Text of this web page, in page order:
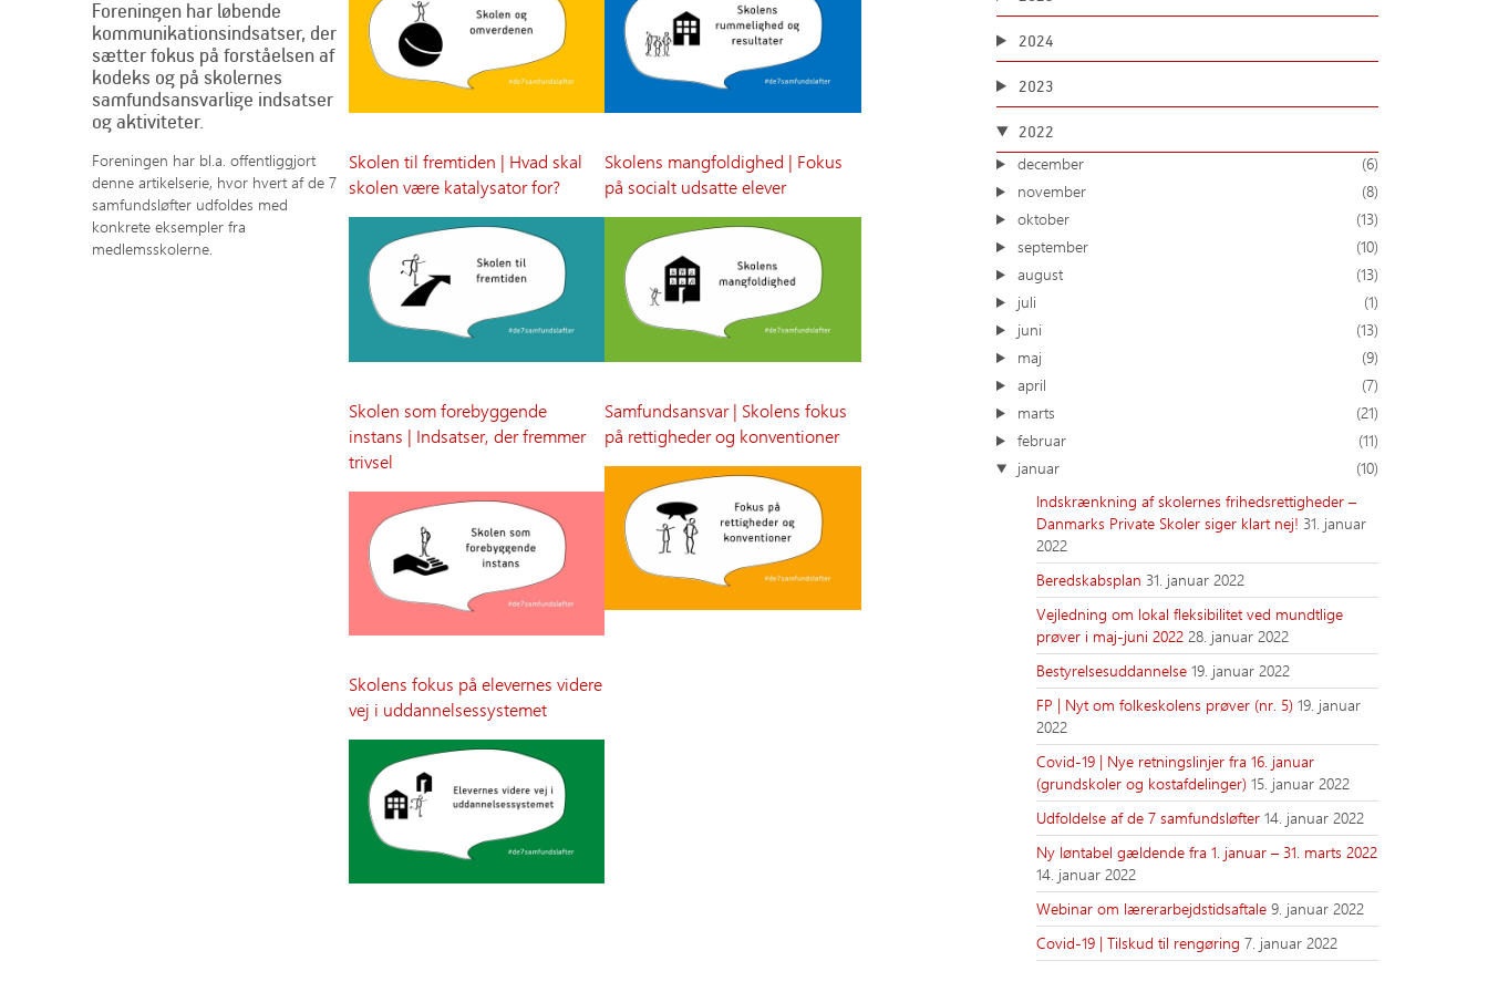
Foreningen har løbende
kommunikationsindsatser, der
sætter fokus på forståelsen af
kodeks og på skolernes
samfundsansvarlige indsatser
og aktiviteter.
Foreningen har bl.a. offentliggjort
denne artikelserie, hvor hvert af de 7
samfundsløfter udfoldes med
konkrete eksempler fra
medlemsskolerne.
Skolen til fremtiden | Hvad skal
skolen være katalysator for?
Skolen som forebyggende
instans | Indsatser, der fremmer
trivsel
Skolens fokus på elevernes videre
vej i uddannelsessystemet
Skolens mangfoldighed | Fokus
på socialt udsatte elever
Samfundsansvar | Skolens fokus
på rettigheder og konventioner
2024
2023
2022
december
(6)
november
(8)
oktober
(13)
september
(10)
august
(13)
juli
(1)
juni
(13)
maj
(9)
april
(7)
marts
(21)
februar
(11)
januar
(10)
Indskrænkning af skolernes frihedsrettigheder –
Danmarks Private Skoler siger klart nej! 31. januar
2022
Beredskabsplan 31. januar 2022
Vejledning om lokal fleksibilitet ved mundtlige
prøver i maj-juni 202228. januar 2022
Bestyrelsesuddannelse19. januar 2022
FP | Nyt om folkeskolens prøver (nr. 5)19. januar
2022
Covid-19 | Nye retningslinjer fra 16. januar
(grundskoler og kostafdelinger)15. januar 2022
Udfoldelse af de 7 samfundsløfter14. januar 2022
Ny løntabel gældende fra 1. januar – 31. marts 2022
14. januar 2022
Webinar om lærerarbejdstidsaftale9. januar 2022
Covid-19 | Tilskud til rengøring7. januar 2022